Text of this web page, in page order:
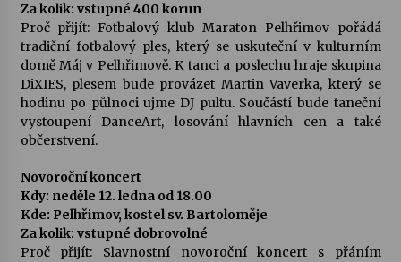
Za kolik: vstupné 400 korun
Proč přijít: Fotbalový klub Maraton Pelhřimov pořádá
tradiční fotbalový ples, který se uskuteční v kulturním
domě Máj v Pelhřimově. K tanci a poslechu hraje skupina
DiXIES, plesem bude provázet Martin Vaverka, který se
hodinu po půlnoci ujme DJ pultu. Součástí bude taneční
vystoupení DanceArt, losování hlavních cen a také
občerstvení.
Novoroční koncert
Kdy: neděle 12. ledna od 18.00
Kde: Pelhřimov, kostel sv. Bartoloměje
Za kolik: vstupné dobrovolné
Proč přijít: Slavnostní novoroční koncert s přáním